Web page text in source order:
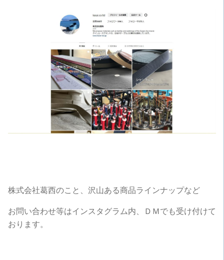
株式会社葛西のこと、沢山ある商品ラインナップなど
お問い合わせ等はインスタグラム内、ＤＭでも受け付けて
おります。